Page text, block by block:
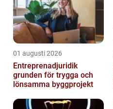
01 augusti 2026
Entreprenadjuridik
grunden för trygga och
lönsamma byggprojekt